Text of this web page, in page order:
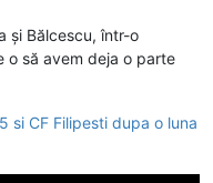
și Bălcescu, într-o
o să avem deja o parte
si CF Filipesti dupa o luna